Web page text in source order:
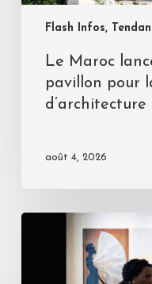
Flash Infos,
Le Maroc
pavillon pour
d’architecture
août 4, 2026